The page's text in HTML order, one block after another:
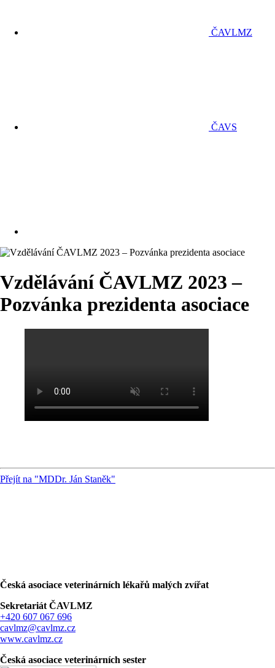
ČAVLMZ
ČAVS
Vzdělávání ČAVLMZ 2023 –
Pozvánka prezidenta asociace
Přejít na "MDDr. Ján Staněk"
Česká asociace veterinárních lékařů malých zvířat
Sekretariát ČAVLMZ
+420 607 067 696
cavlmz@cavlmz.cz
www.cavlmz.cz
Česká asociace veterinárních sester